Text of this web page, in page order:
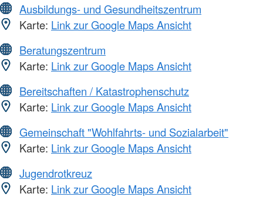
Ausbildungs- und Gesundheitszentrum
Karte: Link zur Google Maps Ansicht
Beratungszentrum
Karte: Link zur Google Maps Ansicht
Bereitschaften / Katastrophenschutz
Karte: Link zur Google Maps Ansicht
Gemeinschaft "Wohlfahrts- und Sozialarbeit"
Karte: Link zur Google Maps Ansicht
Jugendrotkreuz
Karte: Link zur Google Maps Ansicht